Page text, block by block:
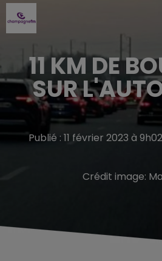
11 KM DE
SUR
Publié : 11 février 2023 à
Crédit image: